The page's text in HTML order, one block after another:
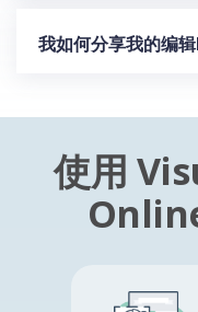
我如何分享我的编辑
使用